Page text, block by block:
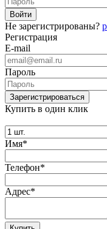
Не зарегистрированы?
Регистрация
E-mail
Пароль
Купить в один клик
Имя*
Телефон*
Адрес*